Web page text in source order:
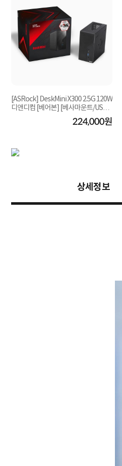
[ASRock] DeskMini X300 2.5G 120W
디앤디컴 [베어본] [베사마운트/USB
224,000원
상세정보